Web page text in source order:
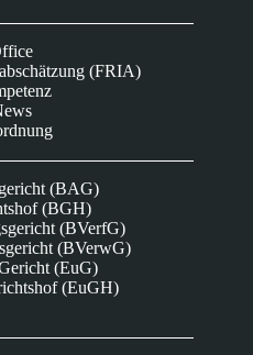
(FRIA)
(BAG)
(BGH)
(BVerfG)
(BVerwG)
(EuG)
(EuGH)